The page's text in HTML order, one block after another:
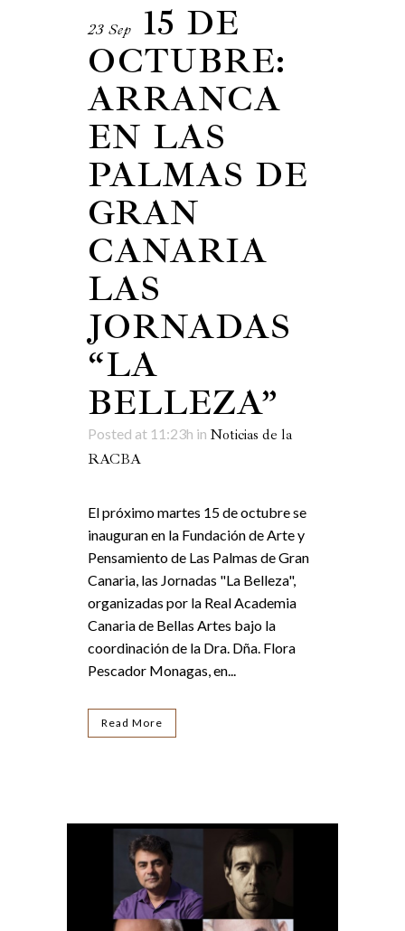
23 Sep
15 DE
OCTUBRE:
ARRANCA
EN LAS
PALMAS DE
GRAN
CANARIA
LAS
JORNADAS
“LA
BELLEZA”
Posted at 11:23h in Noticias de la
RACBA
El próximo martes 15 de octubre se
inauguran en la Fundación de Arte y
Pensamiento de Las Palmas de Gran
Canaria, las Jornadas "La Belleza",
organizadas por la Real Academia
Canaria de Bellas Artes bajo la
coordinación de la Dra. Dña. Flora
Pescador Monagas, en...
Read More